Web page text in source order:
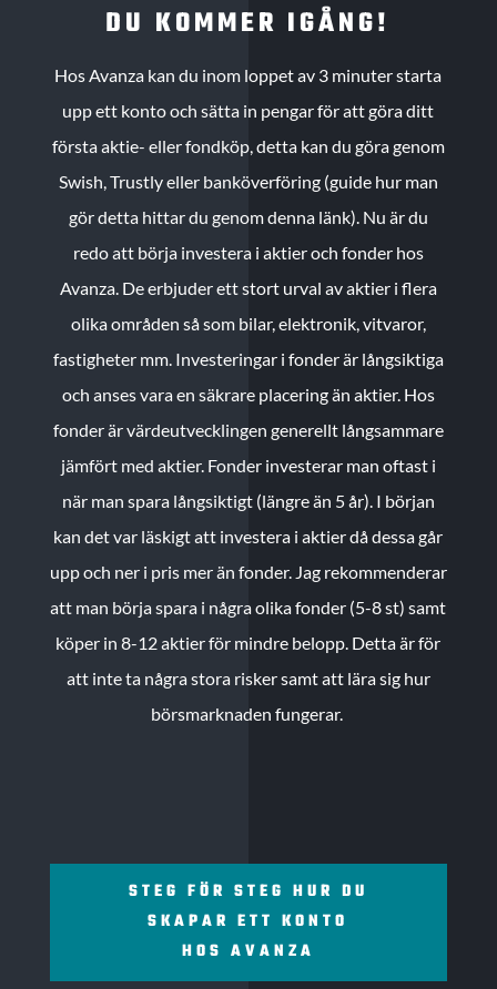
DU KOMMER IGÅNG!
Hos Avanza kan du inom loppet av 3 minuter starta
upp ett konto och sätta in pengar för att göra ditt
första aktie- eller fondköp, detta kan du göra genom
Swish, Trustly eller banköverföring (guide hur man
gör detta hittar du genom denna länk). Nu är du
redo att börja investera i aktier och fonder hos
Avanza. De erbjuder ett stort urval av aktier i flera
olika områden så som bilar, elektronik, vitvaror,
fastigheter mm. Investeringar i fonder är långsiktiga
och anses vara en säkrare placering än aktier. Hos
fonder är värdeutvecklingen generellt långsammare
jämfört med aktier. Fonder investerar man oftast i
när man spara långsiktigt (längre än 5 år). I början
kan det var läskigt att investera i aktier då dessa går
upp och ner i pris mer än fonder. Jag rekommenderar
att man börja spara i några olika fonder (5-8 st) samt
köper in 8-12 aktier för mindre belopp. Detta är för
att inte ta några stora risker samt att lära sig hur
börsmarknaden fungerar.
STEG FÖR STEG HUR DU
SKAPAR ETT KONTO
HOS AVANZA